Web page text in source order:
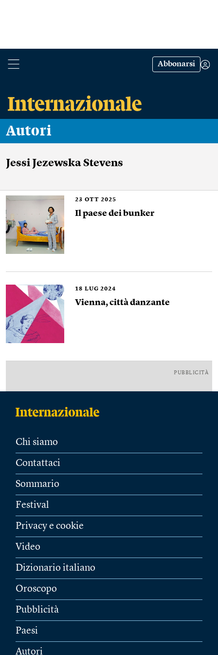
Abbonarsi
Autori
Jessi Jezewska Stevens
23 OTT 2025
Il paese dei bunker
18 LUG 2024
Vienna, città danzante
PUBBLICITÀ
Chi siamo
Contattaci
Sommario
Festival
Privacy e cookie
Video
Dizionario italiano
Oroscopo
Pubblicità
Paesi
Autori